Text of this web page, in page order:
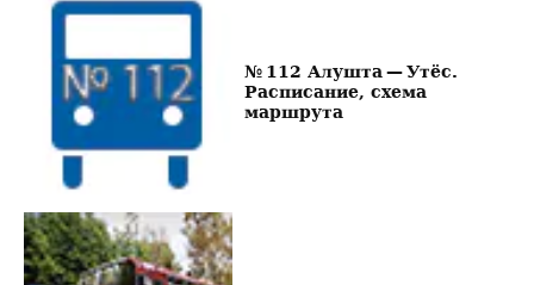
№ 112 Алушта — Утёс.
Расписание, схема
маршрута